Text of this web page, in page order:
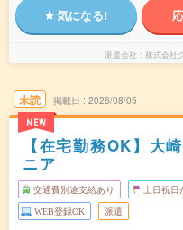
気になる!
派遣会社 株式会社
未読
NEW
掲載日 2026/08/05
【在宅勤務OK】大
ニア
交通費別途支給あり 土日祝日
WEB登録OK 派遣